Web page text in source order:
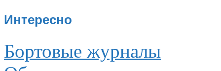
Интересно
Бортовые журналы